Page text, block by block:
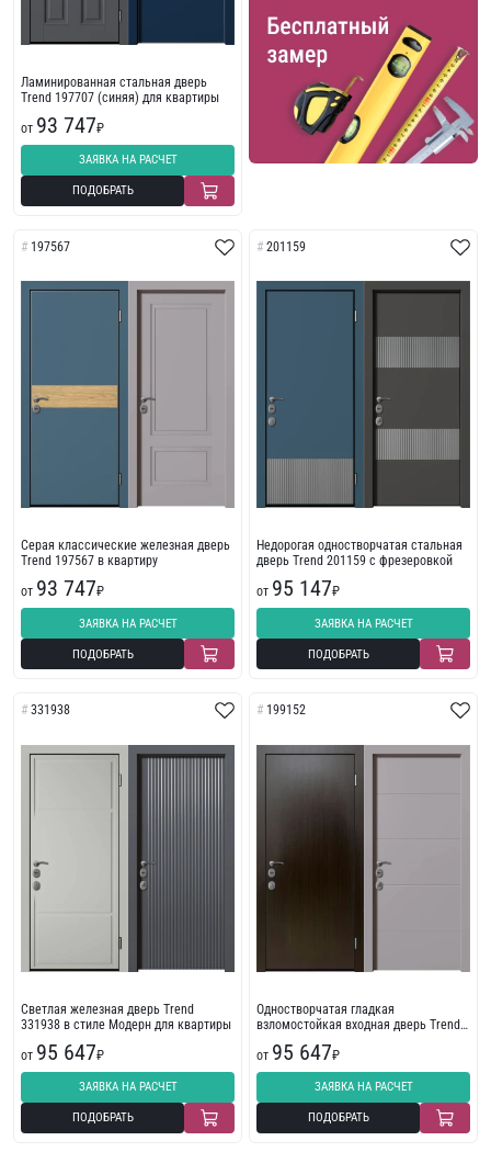
Ламинированная стальная дверь
Trend 197707 (синяя) для квартиры
от 93 747₽
ЗАЯВКА НА РАСЧЕТ
ПОДОБРАТЬ
197567
Серая классические железная дверь
Trend 197567 в квартиру
от 93 747₽
ЗАЯВКА НА РАСЧЕТ
ПОДОБРАТЬ
201159
Недорогая одностворчатая стальная
дверь Trend 201159 с фрезеровкой
от 95 147₽
ЗАЯВКА НА РАСЧЕТ
ПОДОБРАТЬ
331938
Светлая железная дверь Trend
331938 в стиле Модерн для квартиры
от 95 647₽
ЗАЯВКА НА РАСЧЕТ
ПОДОБРАТЬ
199152
Одностворчатая гладкая
взломостойкая входная дверь Trend
от 95 647₽
ЗАЯВКА НА РАСЧЕТ
ПОДОБРАТЬ